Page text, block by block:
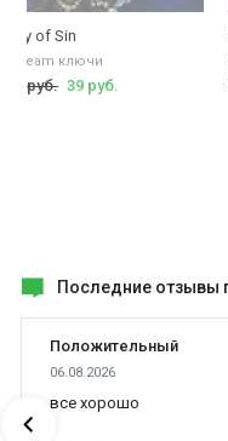
of Sin
steam ключи
руб. 39 руб.
Последние отзывы
Положительный
06.08.2026
все хорошо